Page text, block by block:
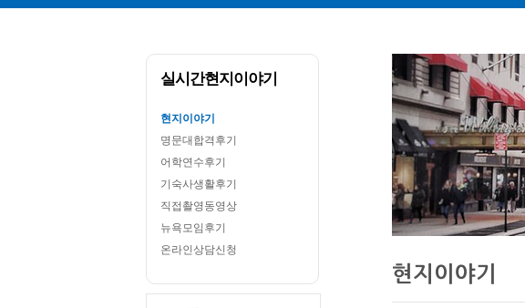
실시간현지이야기
현지이야기
명문대합격후기
어학연수후기
기숙사생활후기
직접촬영동영상
뉴욕모임후기
온라인상담신청
현지이야기